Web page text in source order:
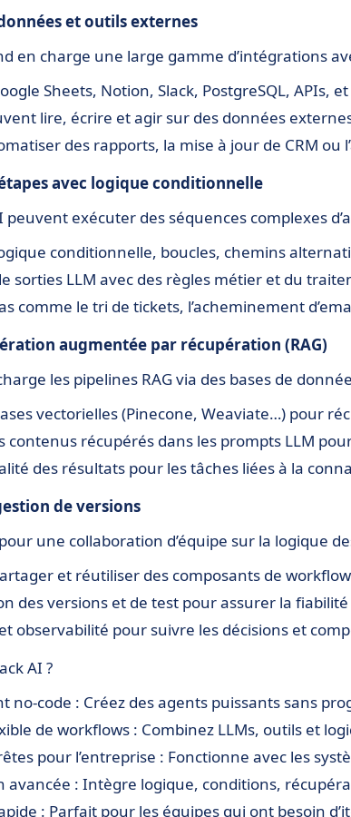
et outils externes
en charge une large gamme d’intégrations
Sheets, Notion, Slack, PostgreSQL, APIs,
lire, écrire et agir sur des données
des rapports, la mise à jour de CRM ou
avec logique conditionnelle
peuvent exécuter des séquences complexes
conditionnelle, boucles, chemins
sorties LLM avec des règles métier et du
comme le tri de tickets, l’acheminement
augmentée par récupération (RAG)
les pipelines RAG via des bases de
vectorielles (Pinecone, Weaviate…) pour
récupérés dans les prompts LLM
des résultats pour les tâches liées à la
de versions
une collaboration d’équipe sur la logique
et réutiliser des composants de
des versions et de test pour assurer la
observabilité pour suivre les décisions et
AI ?
no-code : Créez des agents puissants sans
de workflows : Combinez LLMs, outils et
pour l’entreprise : Fonctionne avec les
avancée : Intègre logique, conditions,
: Parfait pour les équipes qui ont besoin